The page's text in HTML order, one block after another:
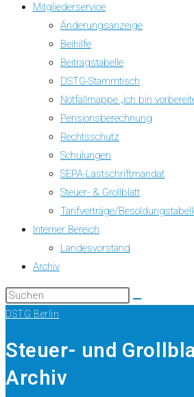
Mitgliederservice
Änderungsanzeige
Beihilfe
Beitragstabelle
DSTG-Stammtisch
Notfallmappe „ich bin
Pensionsberechnung
Rechtsschutz
Schulungen
SEPA-Lastschriftmandat
Steuer- & Grollblatt
Tarifverträge/
Interner Bereich
Landesvorstand
Archiv
DSTG Berlin
Steuer- und
Archiv